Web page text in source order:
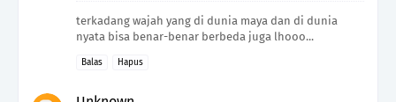
terkadang wajah yang di dunia maya dan di dunia
nyata bisa benar-benar berbeda juga lhooo...
Balas Hapus